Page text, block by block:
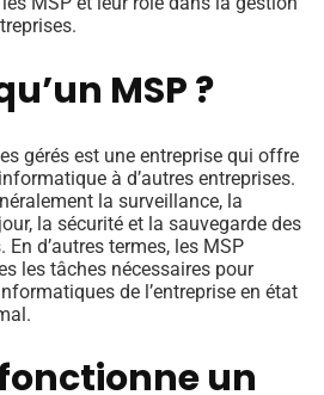
MSP ?
gérés est une entreprise qui offre
à d’autres entreprises.
la surveillance, la
la sécurité et la sauvegarde des
d’autres termes, les MSP
les tâches nécessaires pour
de l’entreprise en état
un